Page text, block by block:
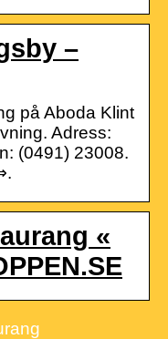
–
på Aboda Klint
Adress:
(0491) 23008.
«